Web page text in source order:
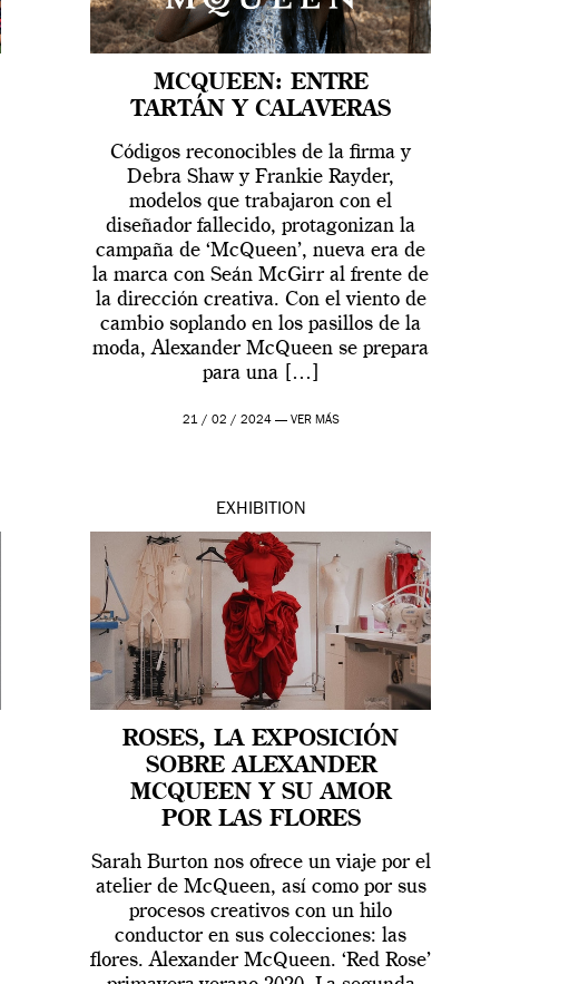
MCQUEEN: ENTRE
TARTÁN Y CALAVERAS
Códigos reconocibles de la firma y
Debra Shaw y Frankie Rayder,
modelos que trabajaron con el
diseñador fallecido, protagonizan la
campaña de ‘McQueen’, nueva era de
la marca con Seán McGirr al frente de
la dirección creativa. Con el viento de
cambio soplando en los pasillos de la
moda, Alexander McQueen se prepara
para una […]
21 / 02 / 2024 — VER MÁS
EXHIBITION
ROSES, LA EXPOSICIÓN
SOBRE ALEXANDER
MCQUEEN Y SU AMOR
POR LAS FLORES
Sarah Burton nos ofrece un viaje por el
atelier de McQueen, así como por sus
procesos creativos con un hilo
conductor en sus colecciones: las
flores. Alexander McQueen. ‘Red Rose’